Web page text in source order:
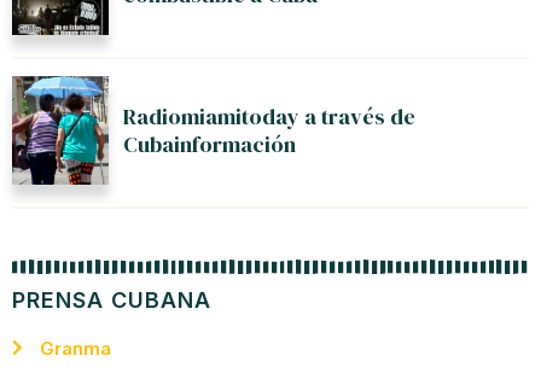
Radiomiamitoday a través de
Cubainformación
PRENSA CUBANA
Granma